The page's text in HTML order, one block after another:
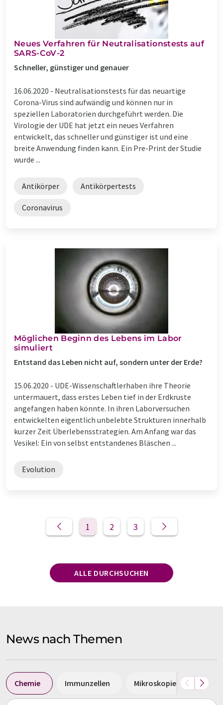
Neues Verfahren für Neutralisationstests auf
SARS-CoV-2
Schneller, günstiger und genauer
16.06.2020 - Neutralisationstests für das neuartige
Corona-Virus sind aufwändig und können nur in
speziellen Laboratorien durchgeführt werden. Die
Virologie der UDE hat jetzt ein neues Verfahren
entwickelt, das schneller und günstiger ist und eine
breite Anwendung finden kann. Ein Pre-Print der Studie
wurde ...
Antikörper Antikörpertests
Coronavirus
Möglichen Beginn des Lebens im Labor
simuliert
Entstand das Leben nicht auf, sondern unter der Erde?
15.06.2020 - UDE-Wissenschaftlerhaben ihre Theorie
untermauert, dass erstes Leben tief in der Erdkruste
angefangen haben könnte. In ihren Laborversuchen
entwickelten eigentlich unbelebte Strukturen innerhalb
kurzer Zeit Überlebensstrategien. Am Anfang war das
Vesikel: Ein von selbst entstandenes Bläschen ...
Evolution
1 2 3
ALLE DURCHSUCHEN
News nach Themen
Chemie Immunzellen Mikroskopie